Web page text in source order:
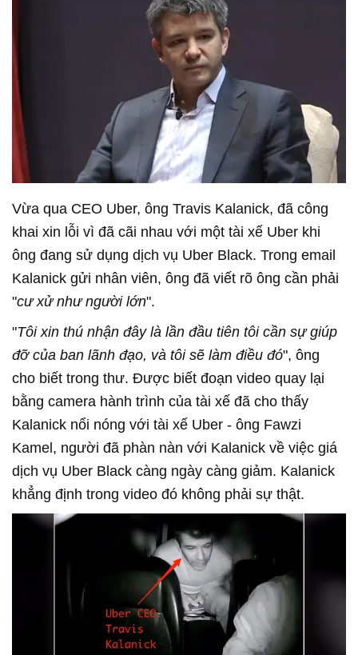
Vừa qua CEO Uber, ông Travis Kalanick, đã công
khai xin lỗi vì đã cãi nhau với một tài xế Uber khi
ông đang sử dụng dịch vụ Uber Black. Trong email
Kalanick gửi nhân viên, ông đã viết rõ ông cần phải
"cư xử như người lớn".
"Tôi xin thú nhận đây là lần đầu tiên tôi cần sự giúp
đỡ của ban lãnh đạo, và tôi sẽ làm điều đó", ông
cho biết trong thư. Được biết đoạn video quay lại
bằng camera hành trình của tài xế đã cho thấy
Kalanick nổi nóng với tài xế Uber - ông Fawzi
Kamel, người đã phàn nàn với Kalanick về việc giá
dịch vụ Uber Black càng ngày càng giảm. Kalanick
khẳng định trong video đó không phải sự thật.